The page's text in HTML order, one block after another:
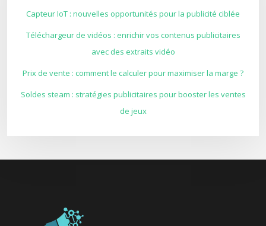
Capteur IoT : nouvelles opportunités pour la publicité ciblée
Téléchargeur de vidéos : enrichir vos contenus publicitaires
avec des extraits vidéo
Prix de vente : comment le calculer pour maximiser la marge ?
Soldes steam : stratégies publicitaires pour booster les ventes
de jeux